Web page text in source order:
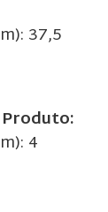
37,5
4